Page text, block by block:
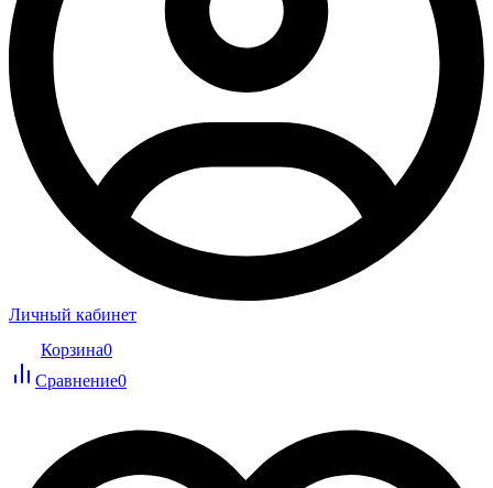
Личный кабинет
Корзина0
Сравнение0